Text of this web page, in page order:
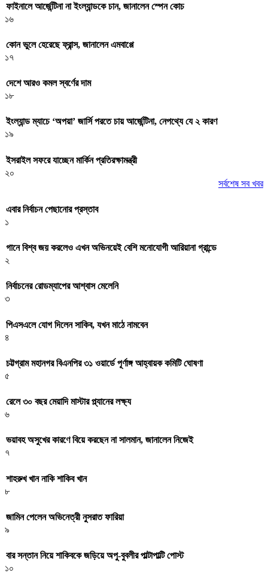
ফাইনালে আর্জেন্টিনা না ইংল্যান্ডকে চান, জানালেন স্পেন কোচ
১৬
কোন ভুলে হেরেছে ফ্রান্স, জানালেন এমবাপ্পে
১৭
দেশে আরও কমল স্বর্ণের দাম
১৮
ইংল্যান্ড ম্যাচে ‘অপয়া’ জার্সি পরতে চায় আর্জেন্টিনা, নেপথ্যে যে ২ কারণ
১৯
ইসরাইল সফরে যাচ্ছেন মার্কিন প্রতিরক্ষামন্ত্রী
২০
সর্বশেষ সব খবর
এবার নির্বাচন পেছানোর প্রস্তাব
১
গানে বিশ্ব জয় করলেও এখন অভিনয়েই বেশি মনোযোগী আরিয়ানা গ্রান্ডে
২
নির্বাচনের রোডম্যাপের আশ্বাস মেলেনি
৩
পিএসএলে যোগ দিলেন সাকিব, যখন মাঠে নামবেন
৪
চট্টগ্রাম মহানগর বিএনপির ৩১ ওয়ার্ডে পূর্ণাঙ্গ আহ্বায়ক কমিটি ঘোষণা
৫
রেলে ৩০ বছর মেয়াদি মাস্টার প্ল্যানের লক্ষ্য
৬
ভয়াবহ অসুখের কারণে বিয়ে করছেন না সালমান, জানালেন নিজেই
৭
শাহরুখ খান নাকি শাকিব খান
৮
জামিন পেলেন অভিনেত্রী নুসরাত ফারিয়া
৯
বার সন্তান নিয়ে শাকিবকে জড়িয়ে অপু-বুবলীর পাল্টাপাল্টি পোস্ট
১০